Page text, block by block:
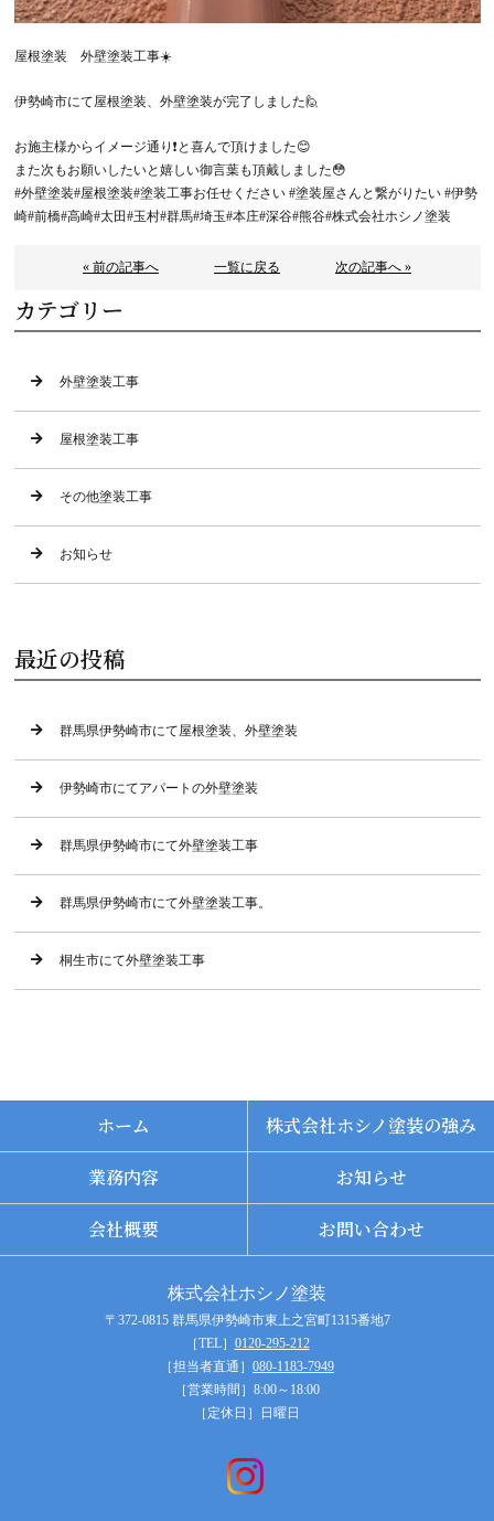
屋根塗装 外壁塗装工事☀️
伊勢崎市にて屋根塗装、外壁塗装が完了しました🙋
お施主様からイメージ通り❗️と喜んで頂けました😊
また次もお願いしたいと嬉しい御言葉も頂戴しました😳
#外壁塗装#屋根塗装#塗装工事お任せください #塗装屋さんと繋がりたい #伊勢
崎#前橋#高崎#太田#玉村#群馬#埼玉#本庄#深谷#熊谷#株式会社ホシノ塗装
« 前の記事へ 一覧に戻る 次の記事へ »
カテゴリー
外壁塗装工事
屋根塗装工事
その他塗装工事
お知らせ
最近の投稿
群馬県伊勢崎市にて屋根塗装、外壁塗装
伊勢崎市にてアパートの外壁塗装
群馬県伊勢崎市にて外壁塗装工事
群馬県伊勢崎市にて外壁塗装工事。
桐生市にて外壁塗装工事
ホーム 株式会社ホシノ塗装の強み
業務内容 お知らせ
会社概要 お問い合わせ
株式会社ホシノ塗装
〒372-0815 群馬県伊勢崎市東上之宮町1315番地7
［TEL］ 0120-295-212
［担当者直通］ 080-1183-7949
［営業時間］8:00～18:00
［定休日］日曜日